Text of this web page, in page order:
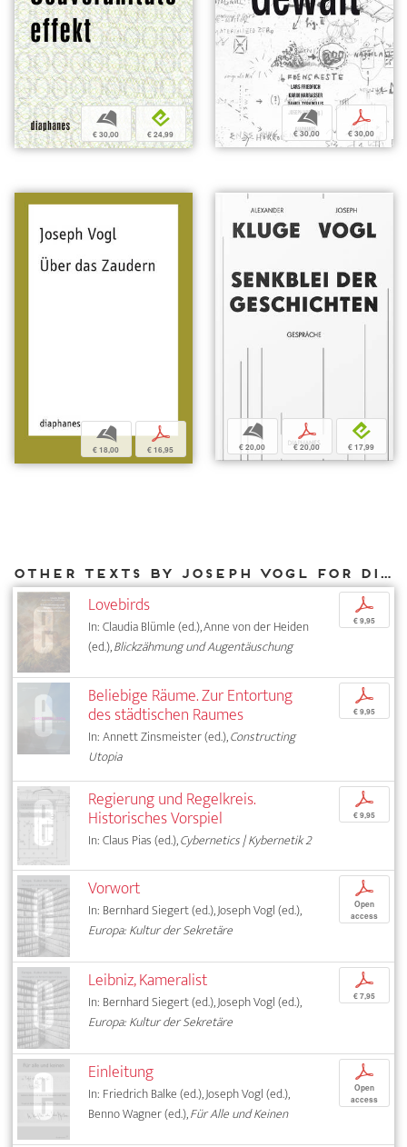
b
€ 30,00
e
€ 24,99
b
€ 30,00
p
€ 30,00
b
€ 18,00
p
€ 16,95
b
€ 20,00
p
€ 20,00
e
€ 17,99
Other texts by Joseph Vogl for DIAPHANES
Lovebirds
In: Claudia Blümle (ed.), Anne von der Heiden
(ed.),Blickzähmung und Augentäuschung
p
€ 9,95
Beliebige Räume. Zur Entortung
des städtischen Raumes
In: Annett Zinsmeister (ed.),Constructing
Utopia
p
€ 9,95
Regierung und Regelkreis.
Historisches Vorspiel
In: Claus Pias (ed.),Cybernetics | Kybernetik 2
p
€ 9,95
Vorwort
In: Bernhard Siegert (ed.), Joseph Vogl (ed.),
Europa: Kultur der Sekretäre
p
Open
access
Leibniz, Kameralist
In: Bernhard Siegert (ed.), Joseph Vogl (ed.),
Europa: Kultur der Sekretäre
p
€ 7,95
Einleitung
In: Friedrich Balke (ed.), Joseph Vogl (ed.),
Benno Wagner (ed.),Für Alle und Keinen
p
Open
access